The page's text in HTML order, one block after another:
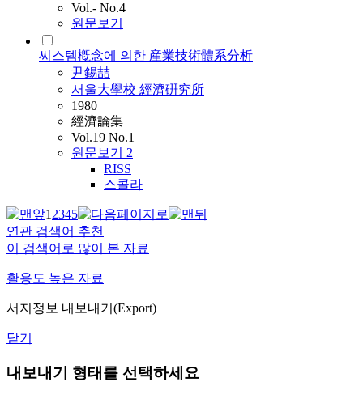
Vol.- No.4
원문보기
씨스템槪念에 의한 産業技術體系分析
尹錫喆
서울大學校 經濟硏究所
1980
經濟論集
Vol.19 No.1
원문보기 2
RISS
스콜라
12345
연관 검색어 추천
이 검색어로 많이 본 자료
활용도 높은 자료
서지정보 내보내기(Export)
닫기
내보내기 형태를 선택하세요